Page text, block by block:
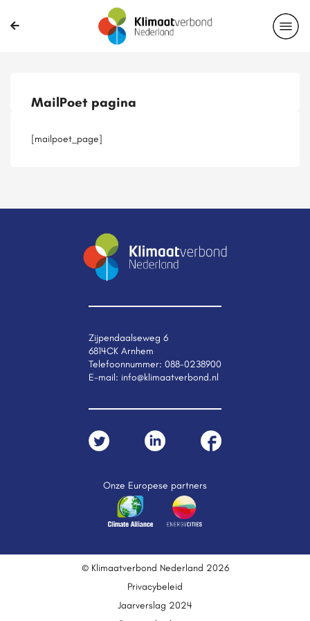
Casussen
MailPoet pagina
[mailpoet_page]
Zijpendaalseweg 6
6814CK Arnhem
Telefoonnummer: 088-0238900
E-mail: info@klimaatverbond.nl
Onze Europese partners
© Klimaatverbond Nederland 2026
Privacybeleid
Jaarverslag 2024